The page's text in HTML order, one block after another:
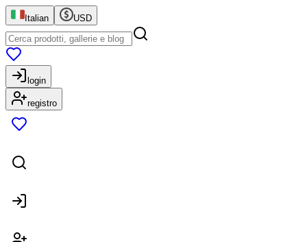
Italian USD
login
registro